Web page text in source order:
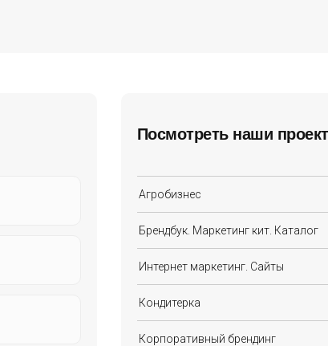
Посмотреть наши
Агробизнес
Брендбук. Маркетинг кит. Каталог
Интернет маркетинг. Сайты
Кондитерка
Корпоративный брендинг